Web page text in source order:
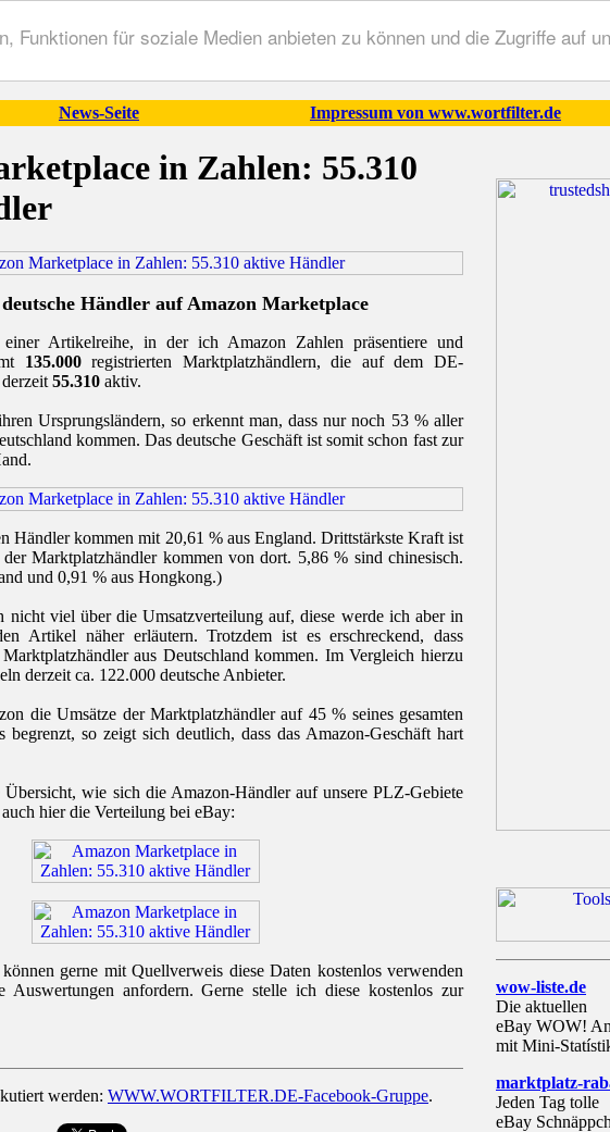
für soziale Medien anbieten zu können und die Zugriffe auf
News-Seite Impressum von www.wortfilter.de
in Zahlen: 55.310
Händler auf Amazon Marketplace
Artikelreihe, in der ich Amazon Zahlen präsentiere und
135.000registrierten Marktplatzhändlern, die auf dem DE-
55.310 aktiv.
Ursprungsländern, so erkennt man, dass nur noch 53 % aller
kommen. Das deutsche Geschäft ist somit schon fast zur
Händler kommen mit 20,61 % aus England. Drittstärkste Kraft ist
Marktplatzhändler kommen von dort. 5,86 % sind chinesisch.
und 0,91 % aus Hongkong.)
nicht viel über die Umsatzverteilung auf, diese werde ich aber in
Artikel näher erläutern. Trotzdem ist es erschreckend, dass
aus Deutschland kommen. Im Vergleich hierzu
derzeit ca. 122.000 deutsche Anbieter.
die Umsätze der Marktplatzhändler auf 45 % seines gesamten
begrenzt, so zeigt sich deutlich, dass das Amazon-Geschäft hart
wie sich die Amazon-Händler auf unsere PLZ-Gebiete
hier die Verteilung bei eBay:
gerne mit Quellverweis diese Daten kostenlos verwenden
Auswertungen anfordern. Gerne stelle ich diese kostenlos zur
werden: WWW.WORTFILTER.DE-Facebook-Gruppe.
wow-liste.de
Die aktuellen
eBay WOW!
mit Mini-
marktplatz-
Jeden Tag tolle
eBay